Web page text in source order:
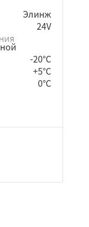
Элинж
24V
-20°C
+5°C
0°C